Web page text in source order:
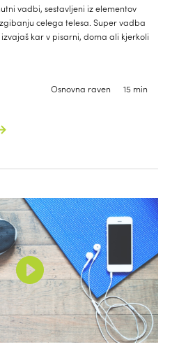
vadbi, sestavljeni iz elementov
celega telesa. Super vadba
kar v pisarni, doma ali kjerkoli
Osnovna raven 15 min